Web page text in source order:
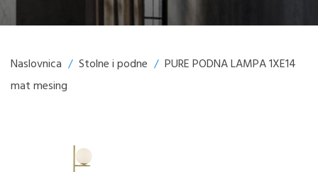
Naslovnica / Stolne i podne / PURE PODNA LAMPA 1XE14
mat mesing